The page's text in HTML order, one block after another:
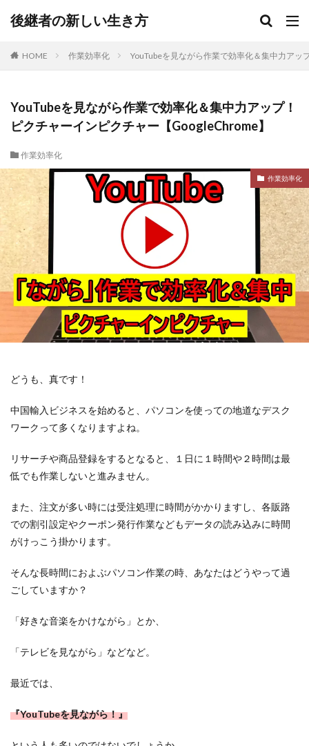
後継者の新しい生き方
HOME 作業効率化 YouTubeを見ながら作業で効率化＆集中力ア
YouTubeを見ながら作業で効率化＆集中力アップ！
ピクチャーインピクチャー【GoogleChrome】
作業効率化
作業効率化
どうも、真です！
中国輸入ビジネスを始めると、パソコンを使っての地道なデスク
ワークって多くなりますよね。
リサーチや商品登録をするとなると、１日に１時間や２時間は最
低でも作業しないと進みません。
また、注文が多い時には受注処理に時間がかかりますし、各販路
での割引設定やクーポン発行作業などもデータの読み込みに時間
がけっこう掛かります。
そんな長時間におよぶパソコン作業の時、あなたはどうやって過
ごしていますか？
「好きな音楽をかけながら」とか、
「テレビを見ながら」などなど。
最近では、
『YouTubeを見ながら！』